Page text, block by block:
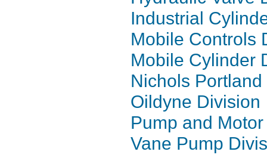
Industrial
Mobile Controls
Mobile Cylinder
Nichols
Oildyne Division
Pump and
Vane Pump